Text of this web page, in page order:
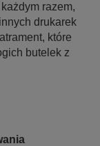
razem,
drukarek
które
butelek z